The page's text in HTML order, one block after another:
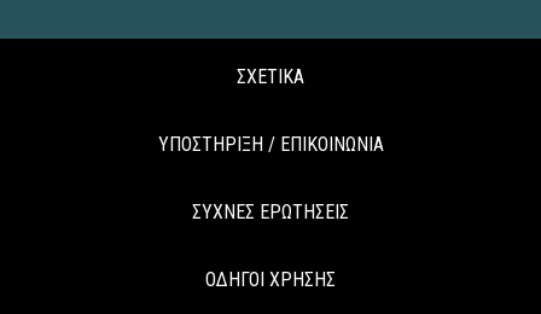
ΣΧΕΤΙΚΑ
ΥΠΟΣΤΗΡΙΞΗ / ΕΠΙΚΟΙΝΩΝΙΑ
ΣΥΧΝΕΣ ΕΡΩΤΗΣΕΙΣ
ΟΔΗΓΟΙ ΧΡΗΣΗΣ